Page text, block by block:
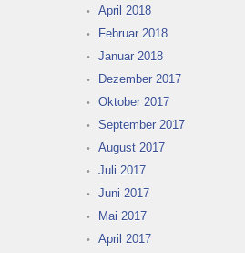
April 2018
Februar 2018
Januar 2018
Dezember 2017
Oktober 2017
September 2017
August 2017
Juli 2017
Juni 2017
Mai 2017
April 2017